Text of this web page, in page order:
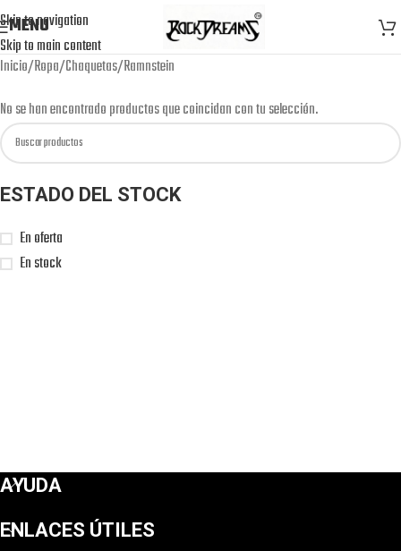
Skip to navigation
Skip to main content
MENU
ESTADO DEL STOCK
En oferta
En stock
Inicio Ropa Chaquetas Ramnstein
No se han encontrado productos que coincidan con tu selección.
AYUDA
ENLACES ÚTILES